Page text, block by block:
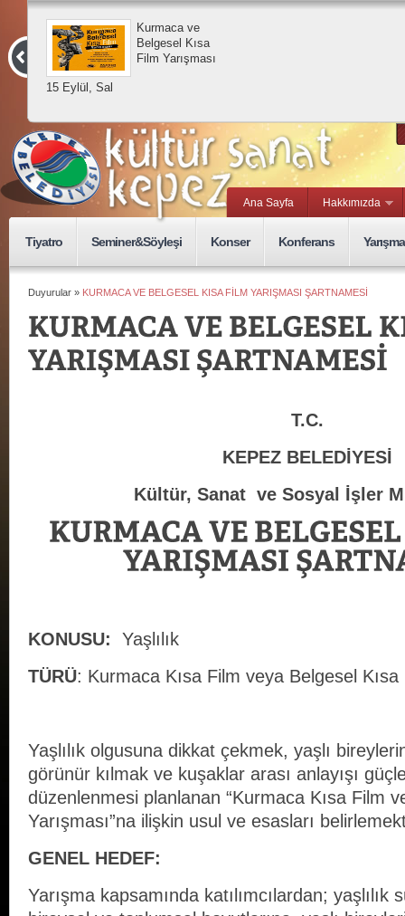
15 Eylül, Sal
Kurmaca ve
Belgesel Kısa
Film Yarışması
Ana Sayfa Hakkımızda
Tiyatro Seminer&Söyleşi Konser Konferans Yarışma
Duyurular » KURMACA VE BELGESEL KISA FİLM YARIŞMASI ŞARTNAMESİ
T.C.
KEPEZ BELEDİYESİ
Kültür, Sanat ve Sosyal İşler
KONUSU: Yaşlılık
TÜRÜ: Kurmaca Kısa Film veya Belgesel Kısa
Yaşlılık olgusuna dikkat çekmek, yaşlı
görünür kılmak ve kuşaklar arası anlayışı
düzenlenmesi planlanan “Kurmaca Kısa Film
Yarışması”na ilişkin usul ve esasları
GENEL HEDEF:
Yarışma kapsamında katılımcılardan; yaşlılık